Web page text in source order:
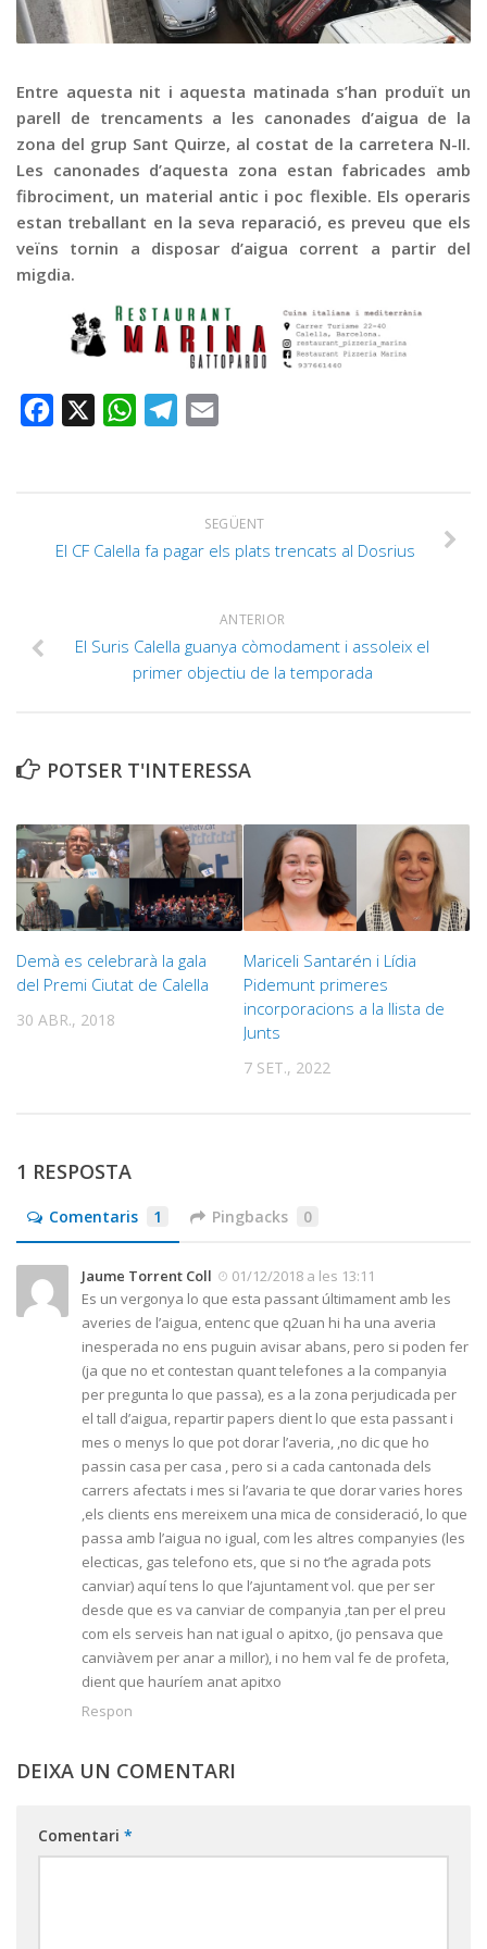
Publicitat
Contacte
Entre aquesta nit i aquesta matinada s’han produït un
parell de trencaments a les canonades d’aigua de la
zona del grup Sant Quirze, al costat de la carretera N-II.
Les canonades d’aquesta zona estan fabricades amb
fibrociment, un material antic i poc flexible. Els operaris
estan treballant en la seva reparació, es preveu que els
veïns tornin a disposar d’aigua corrent a partir del
migdia.
Facebook WhatsAppTelegram
SEGÜENT
El CF Calella fa pagar els plats trencats al Dosrius
ANTERIOR
El Suris Calella guanya còmodament i assoleix el
primer objectiu de la temporada
POTSER T'INTERESSA
Demà es celebrarà la gala
del Premi Ciutat de Calella
30 ABR., 2018
Mariceli Santarén i Lídia
Pidemunt primeres
incorporacions a la llista de
Junts
7 SET., 2022
1 RESPOSTA
Comentaris 1 Pingbacks 0
Jaume Torrent Coll
01/12/2018 a les 13:11
Es un vergonya lo que esta passant últimament amb les
averies de l’aigua, entenc que q2uan hi ha una averia
inesperada no ens puguin avisar abans, pero si poden fer
(ja que no et contestan quant telefones a la companyia
per pregunta lo que passa), es a la zona perjudicada per
el tall d’aigua, repartir papers dient lo que esta passant i
mes o menys lo que pot dorar l’averia, ,no dic que ho
passin casa per casa , pero si a cada cantonada dels
carrers afectats i mes si l’avaria te que dorar varies hores
,els clients ens mereixem una mica de consideració, lo que
passa amb l’aigua no igual, com les altres companyies (les
electicas, gas telefono ets, que si no t’he agrada pots
canviar) aquí tens lo que l’ajuntament vol. que per ser
desde que es va canviar de companyia ,tan per el preu
com els serveis han nat igual o apitxo, (jo pensava que
canviàvem per anar a millor), i no hem val fe de profeta,
dient que hauríem anat apitxo
Respon
DEIXA UN COMENTARI
Comentari *